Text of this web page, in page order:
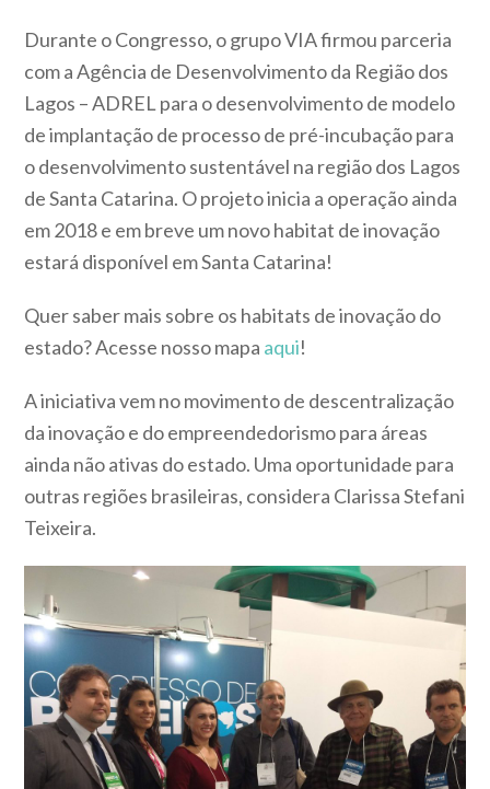
Durante o Congresso, o grupo VIA firmou parceria
com a Agência de Desenvolvimento da Região dos
Lagos – ADREL para o desenvolvimento de modelo
de implantação de processo de pré-incubação para
o desenvolvimento sustentável na região dos Lagos
de Santa Catarina. O projeto inicia a operação ainda
em 2018 e em breve um novo habitat de inovação
estará disponível em Santa Catarina!
Quer saber mais sobre os habitats de inovação do
estado? Acesse nosso mapa aqui!
A iniciativa vem no movimento de descentralização
da inovação e do empreendedorismo para áreas
ainda não ativas do estado. Uma oportunidade para
outras regiões brasileiras, considera Clarissa Stefani
Teixeira.